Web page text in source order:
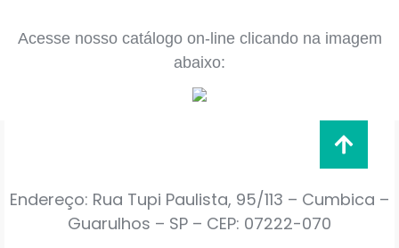
Acesse nosso catálogo on-line clicando na imagem
abaixo:
Endereço: Rua Tupi Paulista, 95/113 – Cumbica –
Guarulhos – SP – CEP: 07222-070